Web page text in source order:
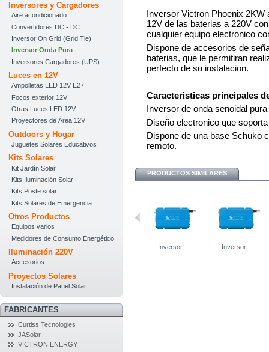
Inversores y Cargadores
Aire acondicionado
Convertidores DC - DC
Inversor On Grid (Grid Tie)
Inversor Onda Pura
Inversores Cargadores (UPS)
Luces en 12V
Ampolletas LED 12V E27
Focos exterior 12V
Otras Luces LED 12V
Proyectores de Área 12V
Outdoors y Hogar
Juguetes Solares Educativos
Kits Solares
Kit Jardín Solar
Kits Iluminación Solar
Kits Poste solar
Kits Solares de Emergencia
Otros Productos
Equipos varios
Medidores de Consumo Energético
Iluminación 220V
Accesorios
Proyectos Solares
Instalación de Panel Solar
FABRICANTES
Curtiss Tecnologies
JASolar
VICTRON ENERGY
Inversor Victron Phoenix 2KW
12V de las baterias a 220V
cualquier equipo electronico
Dispone de accesorios de
baterias, que le permitiran
perfecto de su instalacion.
Caracteristicas principales
Inversor de onda senoidal
Diseño electronico que
Dispone de una base Schuko
remoto.
PRODUCTOS SIMILARES
Inversor... Inversor...